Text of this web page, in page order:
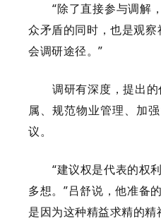
“除了直接参与调解
众矛盾的同时，也是观
会调研途径。”
调研有深度，提出
属、规范物业管理、加
议。
“建议权是代表的权
多想。”吕舒说，他准备
是因为这种精益求精的